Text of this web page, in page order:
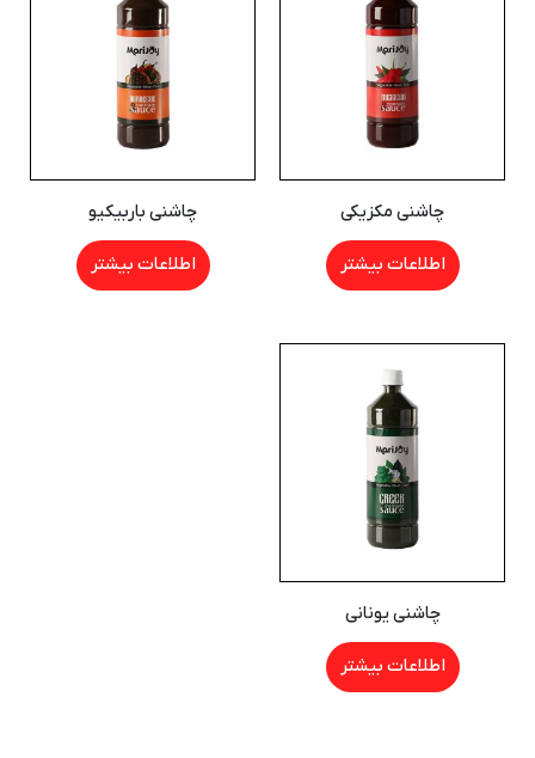
چاشنی مکزیکی
اطلاعات بیشتر
چاشنی باربیکیو
اطلاعات بیشتر
چاشنی یونانی
اطلاعات بیشتر